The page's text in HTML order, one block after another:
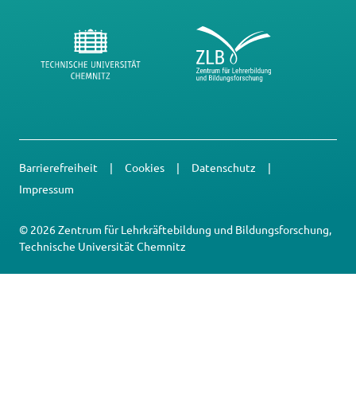
Barrierefreiheit Cookies
Datenschutz
Impressum
© 2026 Zentrum für Lehrkräftebildung und Bildungsforschung,
Technische Universität Chemnitz